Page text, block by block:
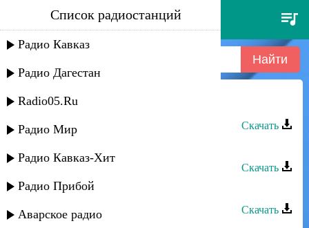
сулик садыков - о, стой музыка
Список радиостанций
Радио Кавказ
Радио Дагестан
Radio05.Ru
Радио Мир
Радио Кавказ-Хит
Радио Прибой
Аварское радио
Сулик Садыков - О, стой музыка
Скачать
Скачать
Сулик Садыков - Свидание
Скачать